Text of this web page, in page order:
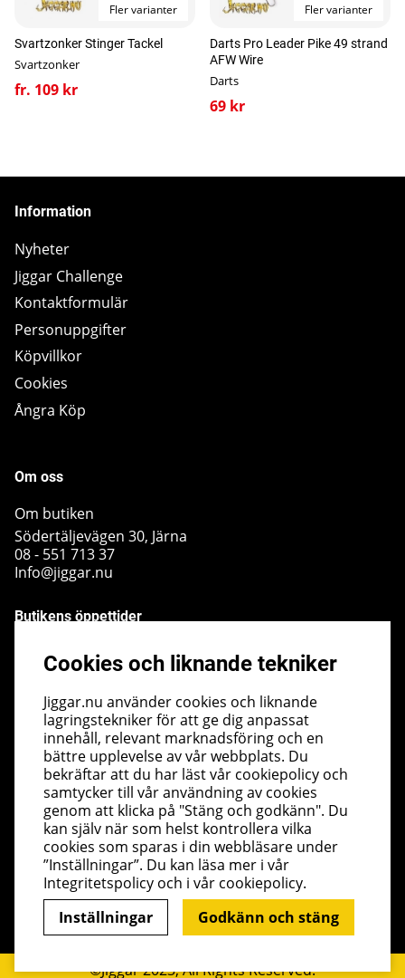
Fler varianter
Svartzonker Stinger Tackel
Svartzonker
fr. 109 kr
Fler varianter
Darts Pro Leader Pike 49 strand
AFW Wire
Darts
69 kr
Information
Nyheter
Jiggar Challenge
Kontaktformulär
Personuppgifter
Köpvillkor
Cookies
Ångra Köp
Om oss
Om butiken
Södertäljevägen 30, Järna
08 - 551 713 37
Info@jiggar.nu
Butikens öppettider
Lördag - kl 10.00 - 14.00
Nyhetsbrev
I vårt nyhetsbrev får du ta del av nyheter och
erbjudanden före alla andra. Registrera dig här nedan.
Skicka
©Jiggar 2023, All Rights Reserved.
Cookies och liknande tekniker
Jiggar.nu använder cookies och liknande
lagringstekniker för att ge dig anpassat
innehåll, relevant marknadsföring och en
bättre upplevelse av vår webbplats. Du
bekräftar att du har läst vår cookiepolicy och
samtycker till vår användning av cookies
genom att klicka på "Stäng och godkänn". Du
kan själv när som helst kontrollera vilka
cookies som sparas i din webbläsare under
”Inställningar”. Du kan läsa mer i vår
Integritetspolicy och i vår cookiepolicy.
Inställningar
Godkänn och stäng